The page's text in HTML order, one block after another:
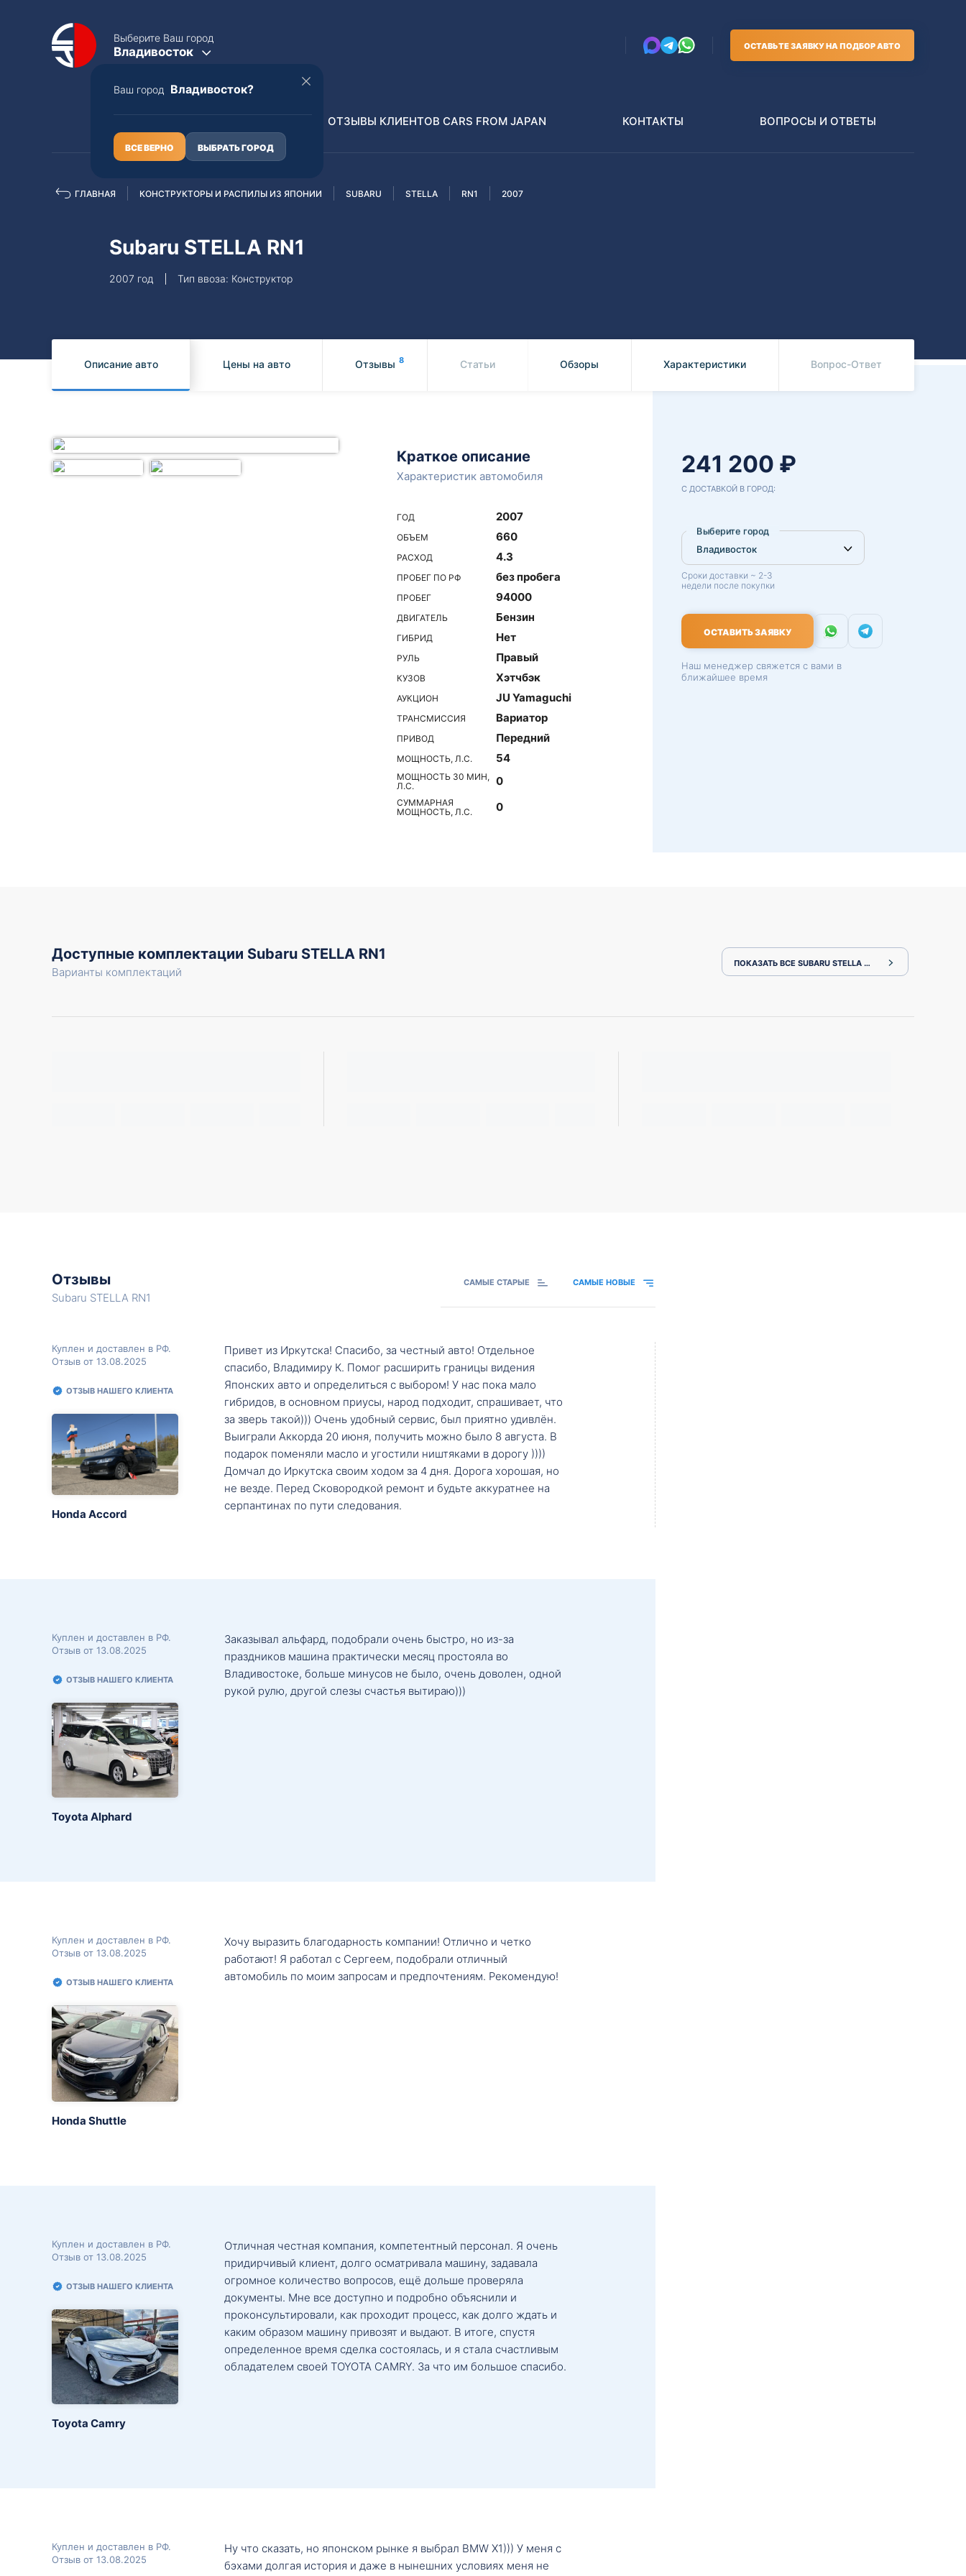
Выберите Ваш город
Владивосток
Ваш город Владивосток?
ВСЕ ВЕРНО ВЫБРАТЬ ГОРОД
ОСТАВЬТЕ ЗАЯВКУ НА ПОДБОР АВТО
Полная пошлина
Subaru
Распилы и конструкторы
ОТЗЫВЫ КЛИЕНТОВ CARS FROM JAPAN КОНТАКТЫ ВОПРОСЫ И ОТВЕТЫ
ГЛАВНАЯ КОНСТРУКТОРЫ И РАСПИЛЫ ИЗ ЯПОНИИ SUBARU STELLA RN1 2007
Subaru STELLA RN1
2007 год Тип ввоза: Конструктор
Описание авто Цены на авто Отзывы 8 Статьи Обзоры Характеристики Вопрос-Ответ
Краткое описание
Характеристик автомобиля
ГОД 2007
ОБЪЕМ 660
РАСХОД 4.3
ПРОБЕГ ПО РФ без пробега
ПРОБЕГ 94000
ДВИГАТЕЛЬ Бензин
ГИБРИД Нет
РУЛЬ Правый
КУЗОВ Хэтчбэк
АУКЦИОН JU Yamaguchi
ТРАНСМИССИЯ Вариатор
ПРИВОД Передний
МОЩНОСТЬ, Л.С. 54
МОЩНОСТЬ 30 МИН,
Л.С.
0
СУММАРНАЯ
МОЩНОСТЬ, Л.С.
0
241 200 ₽
С ДОСТАВКОЙ В ГОРОД:
Выберите город
Сроки доставки ~ 2-3
недели после покупки
ОСТАВИТЬ ЗАЯВКУ
Наш менеджер свяжется с вами в
ближайшее время
Доступные комплектации Subaru STELLA RN1
Варианты комплектаций
ПОКАЗАТЬ ВСЕ SUBARU STELLA RN1
Отзывы
Subaru STELLA RN1
САМЫЕ СТАРЫЕ САМЫЕ НОВЫЕ
Куплен и доставлен в РФ.
Отзыв от 13.08.2025
ОТЗЫВ НАШЕГО КЛИЕНТА
Honda Accord
Привет из Иркутска! Спасибо, за честный авто! Отдельное
спасибо, Владимиру К. Помог расширить границы видения
Японских авто и определиться с выбором! У нас пока мало
гибридов, в основном приусы, народ подходит, спрашивает, что
за зверь такой))) Очень удобный сервис, был приятно удивлён.
Выиграли Аккорда 20 июня, получить можно было 8 августа. В
подарок поменяли масло и угостили ништяками в дорогу ))))
Домчал до Иркутска своим ходом за 4 дня. Дорога хорошая, но
не везде. Перед Сковородкой ремонт и будьте аккуратнее на
серпантинах по пути следования.
Куплен и доставлен в РФ.
Отзыв от 13.08.2025
ОТЗЫВ НАШЕГО КЛИЕНТА
Toyota Alphard
Заказывал альфард, подобрали очень быстро, но из-за
праздников машина практически месяц простояла во
Владивостоке, больше минусов не было, очень доволен, одной
рукой рулю, другой слезы счастья вытираю)))
Куплен и доставлен в РФ.
Отзыв от 13.08.2025
ОТЗЫВ НАШЕГО КЛИЕНТА
Honda Shuttle
Хочу выразить благодарность компании! Отлично и четко
работают! Я работал с Сергеем, подобрали отличный
автомобиль по моим запросам и предпочтениям. Рекомендую!
Куплен и доставлен в РФ.
Отзыв от 13.08.2025
ОТЗЫВ НАШЕГО КЛИЕНТА
Toyota Camry
Отличная честная компания, компетентный персонал. Я очень
придирчивый клиент, долго осматривала машину, задавала
огромное количество вопросов, ещё дольше проверяла
документы. Мне все доступно и подробно объяснили и
проконсультировали, как проходит процесс, как долго ждать и
каким образом машину привозят и выдают. В итоге, спустя
определенное время сделка состоялась, и я стала счастливым
обладателем своей TOYOTA CAMRY. За что им большое спасибо.
Куплен и доставлен в РФ.
Отзыв от 13.08.2025
Ну что сказать, но японском рынке я выбрал BMW X1))) У меня с
бэхами долгая история и даже в нынешних условиях меня не